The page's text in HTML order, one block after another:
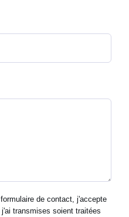
de contact, j'accepte
transmises soient traitées